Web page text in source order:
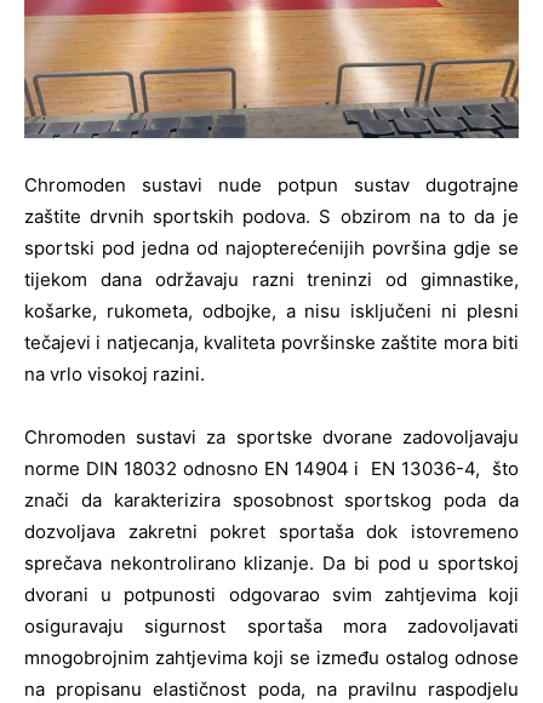
Chromoden sustavi nude potpun sustav dugotrajne
zaštite drvnih sportskih podova. S obzirom na to da je
sportski pod jedna od najopterećenijih površina gdje se
tijekom dana održavaju razni treninzi od gimnastike,
košarke, rukometa, odbojke, a nisu isključeni ni plesni
tečajevi i natjecanja, kvaliteta površinske zaštite mora biti
na vrlo visokoj razini.
Chromoden sustavi za sportske dvorane zadovoljavaju
norme DIN 18032 odnosno EN 14904 i EN 13036-4, što
znači da karakterizira sposobnost sportskog poda da
dozvoljava zakretni pokret sportaša dok istovremeno
sprečava nekontrolirano klizanje. Da bi pod u sportskoj
dvorani u potpunosti odgovarao svim zahtjevima koji
osiguravaju sigurnost sportaša mora zadovoljavati
mnogobrojnim zahtjevima koji se između ostalog odnose
na propisanu elastičnost poda, na pravilnu raspodjelu